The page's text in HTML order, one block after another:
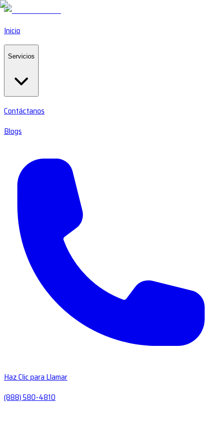
Inicio
Servicios
Contáctanos
Blogs
Haz Clic para Llamar
(888) 580-4810